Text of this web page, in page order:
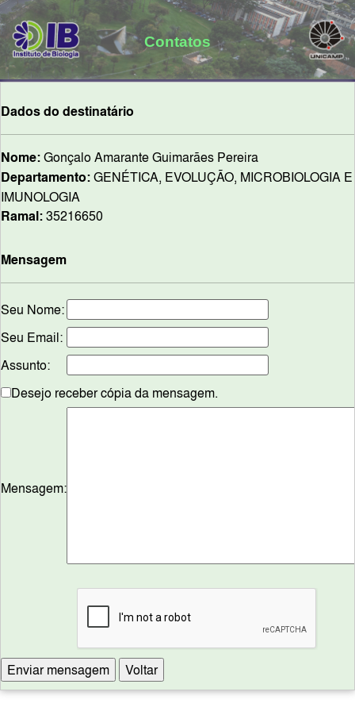
Contatos
Dados do destinatário
Nome:Gonçalo Amarante Guimarães Pereira
Departamento:GENÉTICA, EVOLUÇÃO, MICROBIOLOGIA E
IMUNOLOGIA
Ramal:35216650
Mensagem
Seu Nome:
Seu Email:
Assunto:
Desejo receber cópia da mensagem.
Mensagem: